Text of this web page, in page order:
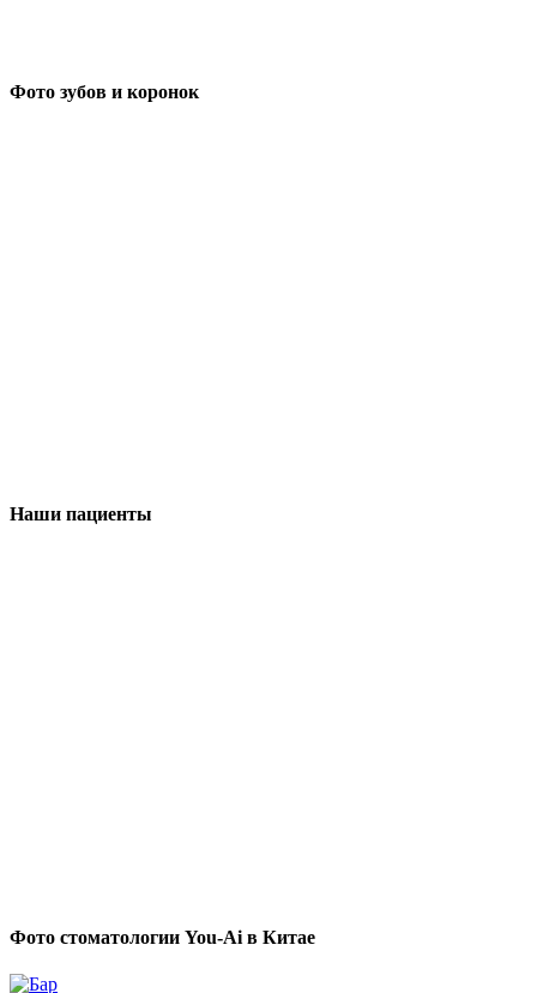
Фото зубов и коронок
Наши пациенты
Фото стоматологии You-Ai в Китае